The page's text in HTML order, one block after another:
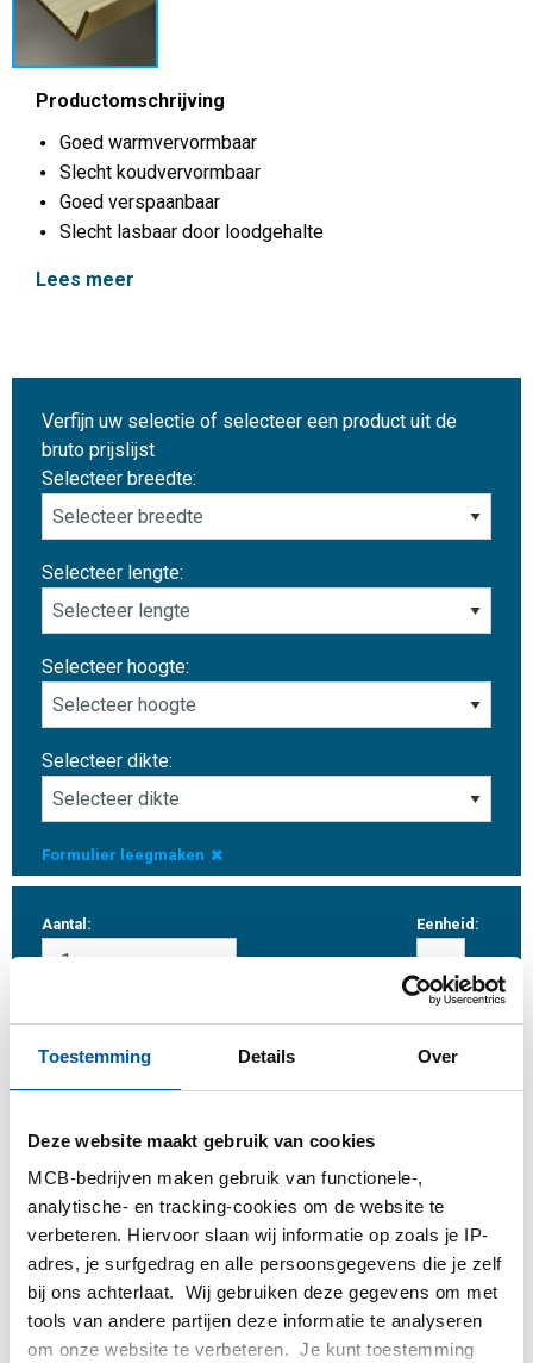
Toestemming Details Over
Deze website maakt gebruik van cookies
MCB-bedrijven maken gebruik van functionele-,
analytische- en tracking-cookies om de website te
verbeteren. Hiervoor slaan wij informatie op zoals je IP-
adres, je surfgedrag en alle persoonsgegevens die je zelf
bij ons achterlaat. Wij gebruiken deze gegevens om met
tools van andere partijen deze informatie te analyseren
om onze website te verbeteren. Je kunt toestemming
Productomschrijving
Goed warmvervormbaar
Slecht koudvervormbaar
Goed verspaanbaar
Slecht lasbaar door loodgehalte
Lees meer
Verfijn uw selectie of selecteer een product uit de
bruto prijslijst
Selecteer breedte:
Selecteer lengte:
Selecteer hoogte:
Selecteer dikte:
Formulier leegmaken
Aantal: Eenheid:
Gelieve in te loggen om te bestellen
Bestel met uw eigen artikelnummers
Calculeren met actuele MCB-prijzen
Volg uw order via Track&Trace